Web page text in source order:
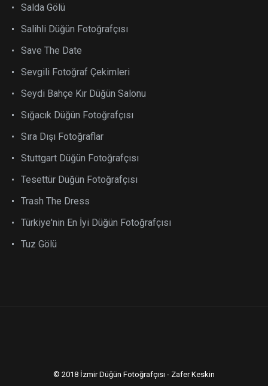
Salda Gölü
Salihli Düğün Fotoğrafçısı
Save The Date
Sevgili Fotoğraf Çekimleri
Seydi Bahçe Kır Düğün Salonu
Sığacık Düğün Fotoğrafçısı
Sıra Dışı Fotoğraflar
Stuttgart Düğün Fotoğrafçısı
Tesettür Düğün Fotoğrafçısı
Trash The Dress
Türkiye'nin En İyi Düğün Fotoğrafçısı
Tuz Gölü
© 2018 İzmir Düğün Fotoğrafçısı - Zafer Keskin